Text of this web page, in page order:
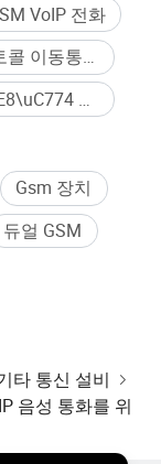
VoIP 전화
보이스오버인터넷전화 세션개시프로토콜 이동통신 게이트웨이
GSM SIP \uAC8C\uC774\uD2B8\uC6E8\uC774 대량구매
Gsm 장치
듀얼 GSM
타 통신 설비
음성 통화를 위